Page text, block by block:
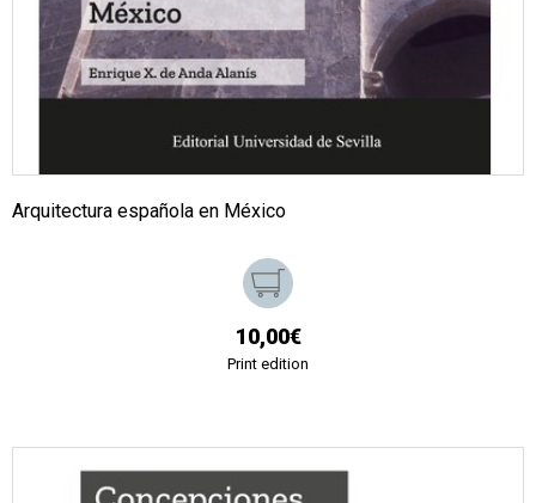
Arquitectura española en México
10,00€
Print edition